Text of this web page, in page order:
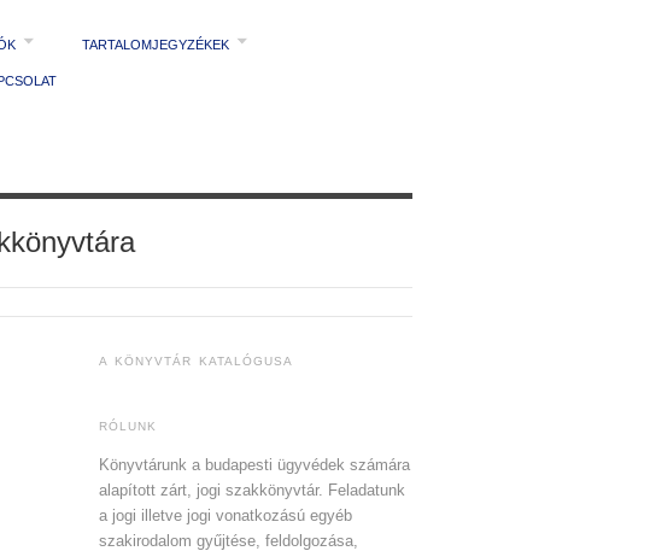
TARTALOMJEGYZÉKEK
A KÖNYVTÁR KATALÓGUSA
RÓLUNK
Könyvtárunk a budapesti ügyvédek számára
alapított zárt, jogi szakkönyvtár. Feladatunk
a jogi illetve jogi vonatkozású egyéb
szakirodalom gyűjtése, feldolgozása,